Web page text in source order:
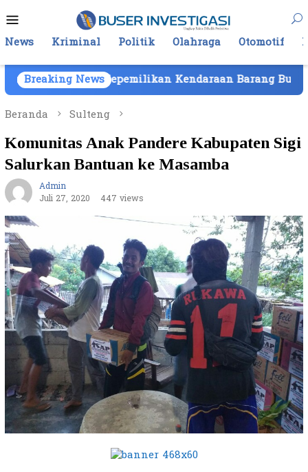
ke
kontenMobile
News Kriminal Politik Olahraga Otomotif
Breaking NewsKendaraan Barang Bukti Atas Nama PT
Beranda
Sulteng
Komunitas Anak Pandere Kabupaten Sigi
Salurkan Bantuan ke Masamba
Admin
Juli 27, 2020
447 views